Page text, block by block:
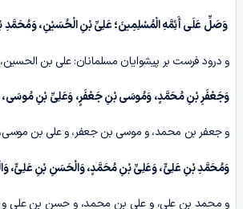
وَصَلِّ عَلَى أَئِمَّهِ الْمُسْلِمِینَ؛ عَلِیِّ بْنِ الْحُسَیْنِ، وَمُحَمَّدِ
و درود فرست بر پیشوایان مسلمانان: علی بن
وَجَعْفَرِ بْنِ مُحَمَّدٍ، وَمُوسَى بْنِ جَعْفَرٍ، وَعَلِیِّ بْنِ مُوسَى،
و جعفر بن محمد، و موسی بن جعفر، و علی بن موسی،
وَمُحَمَّدِ بْنِ عَلِیٍّ، وَعَلِیِّ بْنِ مُحَمَّدٍ، وَالْحَسَنِ بْنِ عَلِیٍّ،
و محمد بن علی، و علی بن محمد، و حسن بن علی و